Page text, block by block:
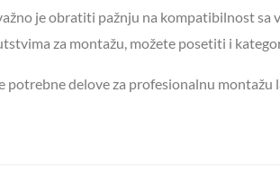
je obratiti pažnju na kompatibilnost
za montažu, možete posetiti i
potrebne delove za profesionalnu